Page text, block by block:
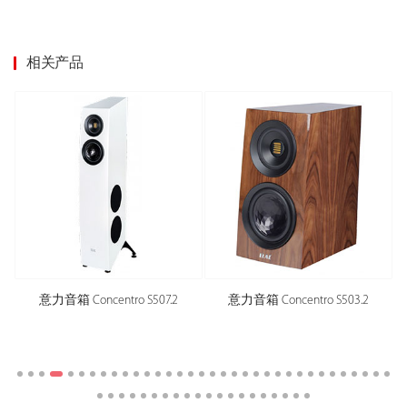
相关产品
意力音箱 Concentro S507.2 意力音箱 Concentro S503.2